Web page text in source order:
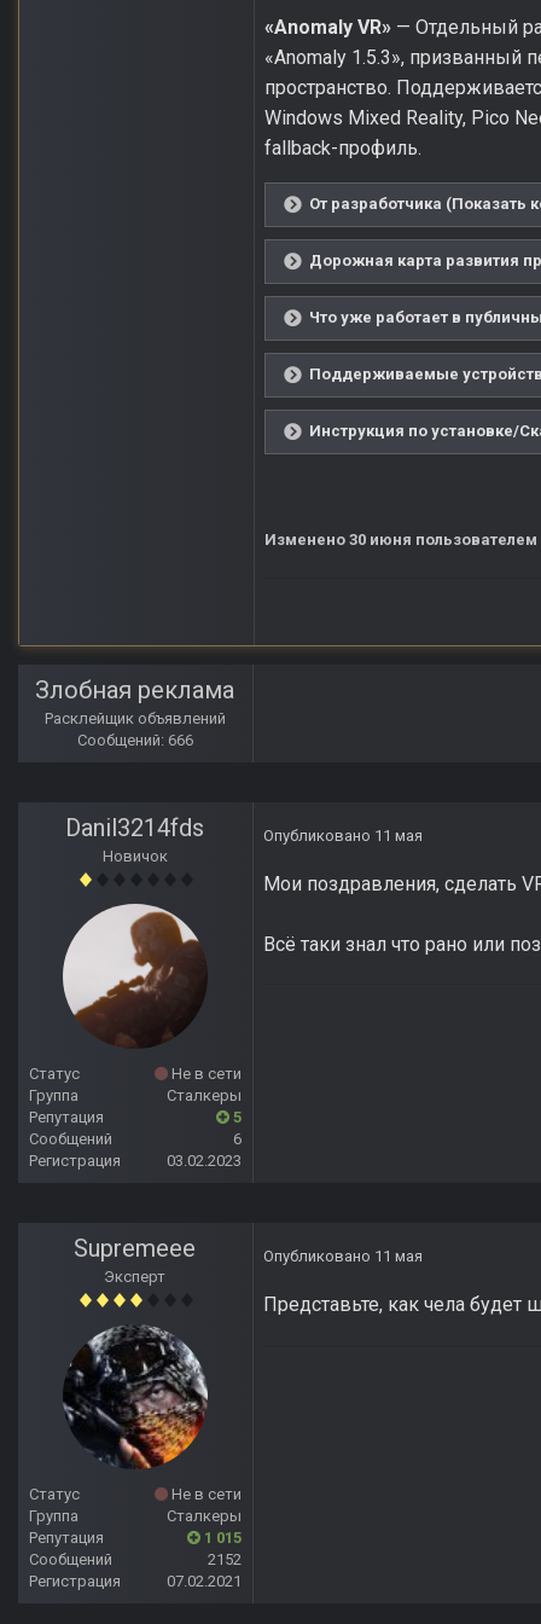
«Anomaly VR» — Отдельный
«Anomaly 1.5.3», призванный
пространство.
Windows Mixed Reality, Pico
fallback-профиль.
От разработчика (Показать
Дорожная карта развития
Что уже работает в
Поддерживаемые
Инструкция по установке/
Изменено 30 июня
Злобная реклама
Расклейщик объявлений
Сообщений: 666
Danil3214fds
Новичок
Статус
Не в сети
Группа
Сталкеры
Репутация
5
Сообщений
6
Регистрация
03.02.2023
Опубликовано 11 мая
Мои поздравления, сделать
Всё таки знал что рано или
Supremeee
Эксперт
Статус
Не в сети
Группа
Сталкеры
Репутация
1 015
Сообщений
2152
Регистрация
07.02.2021
Опубликовано 11 мая
Представьте, как чела будет